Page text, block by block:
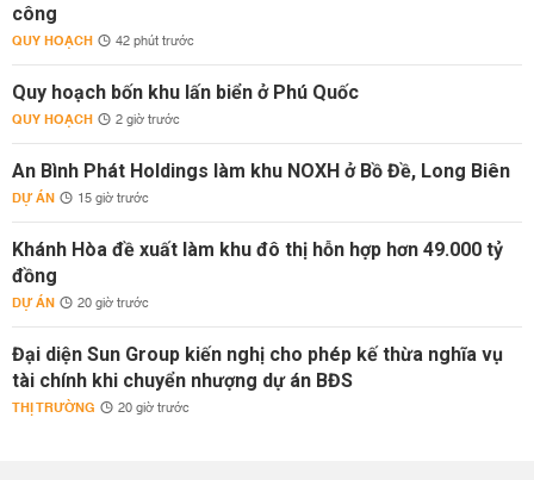
công
QUY HOẠCH 42 phút trước
Quy hoạch bốn khu lấn biển ở Phú Quốc
QUY HOẠCH 2 giờ trước
An Bình Phát Holdings làm khu NOXH ở Bồ Đề, Long Biên
DỰ ÁN 15 giờ trước
Khánh Hòa đề xuất làm khu đô thị hỗn hợp hơn 49.000 tỷ
đồng
DỰ ÁN 20 giờ trước
Đại diện Sun Group kiến nghị cho phép kế thừa nghĩa vụ
tài chính khi chuyển nhượng dự án BĐS
THỊ TRƯỜNG 20 giờ trước